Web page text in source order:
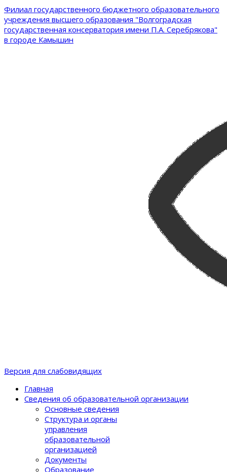
Филиал государственного бюджетного образовательного
учреждения высшего образования "Волгоградская
государственная консерватория имени П.А. Серебрякова"
в городе Камышин
Версия для слабовидящих
Главная
Сведения об образовательной организации
Основные сведения
Структура и органы
управления
образовательной
организацией
Документы
Образование